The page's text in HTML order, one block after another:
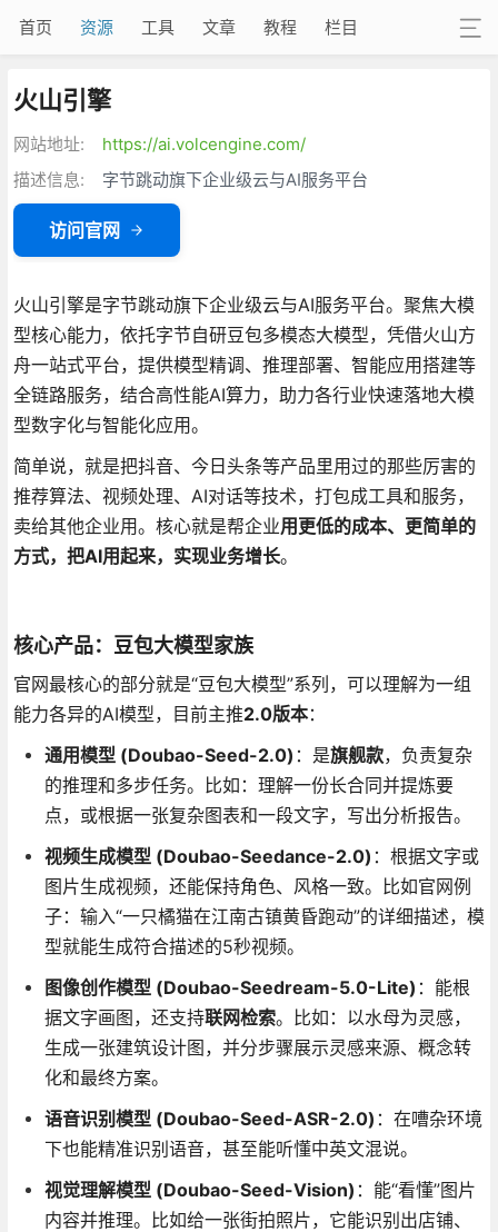
首页 资源 工具 文章 教程 栏目
火山引擎
网站地址:
https://ai.volcengine.com/
描述信息:
字节跳动旗下企业级云与AI服务平台
访问官网
火山引擎是字节跳动旗下企业级云与AI服务平台。聚焦大模
型核心能力，依托字节自研豆包多模态大模型，凭借火山方
舟一站式平台，提供模型精调、推理部署、智能应用搭建等
全链路服务，结合高性能AI算力，助力各行业快速落地大模
型数字化与智能化应用。
简单说，就是把抖音、今日头条等产品里用过的那些厉害的
推荐算法、视频处理、AI对话等技术，打包成工具和服务，
卖给其他企业用。核心就是帮企业用更低的成本、更简单的
方式，把AI用起来，实现业务增长。
核心产品：豆包大模型家族
官网最核心的部分就是“豆包大模型”系列，可以理解为一组
能力各异的AI模型，目前主推2.0版本：
通用模型 (Doubao-Seed-2.0) ：是旗舰款，负责复杂
的推理和多步任务。比如：理解一份长合同并提炼要
点，或根据一张复杂图表和一段文字，写出分析报告。
视频生成模型 (Doubao-Seedance-2.0) ：根据文字或
图片生成视频，还能保持角色、风格一致。比如官网例
子：输入“一只橘猫在江南古镇黄昏跑动”的详细描述，模
型就能生成符合描述的5秒视频。
图像创作模型 (Doubao-Seedream-5.0-Lite) ：能根
据文字画图，还支持联网检索。比如：以水母为灵感，
生成一张建筑设计图，并分步骤展示灵感来源、概念转
化和最终方案。
语音识别模型 (Doubao-Seed-ASR-2.0) ：在嘈杂环境
下也能精准识别语音，甚至能听懂中英文混说。
视觉理解模型 (Doubao-Seed-Vision) ：能“看懂”图片
内容并推理。比如给一张街拍照片，它能识别出店铺、